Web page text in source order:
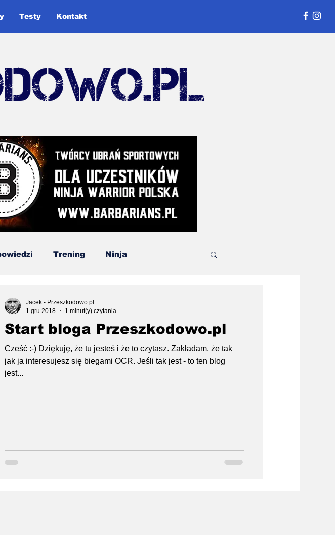
Testy Kontakt
Trening Ninja
Start bloga Przeszkodowo.pl
Cześć :-) Dziękuję, że tu jesteś i że to czytasz. Zakładam, że tak
jak ja interesujesz się biegami OCR. Jeśli tak jest - to ten blog
jest...
Jacek - Przeszkodowo.pl
1 gru 2018
1 minut(y) czytania